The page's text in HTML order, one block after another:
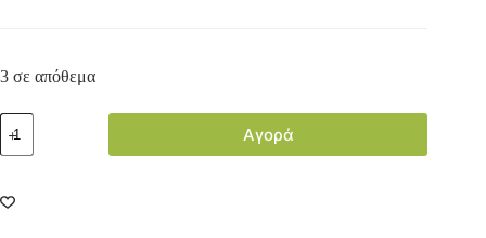
3 σε απόθεμα
Αγορά